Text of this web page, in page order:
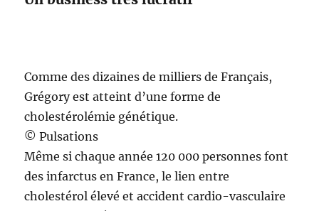
Comme des dizaines de milliers de Français,
Grégory est atteint d’une forme de
cholestérolémie génétique.
© Pulsations
Même si chaque année 120 000 personnes font
des infarctus en France, le lien entre
cholestérol élevé et accident cardio-vasculaire